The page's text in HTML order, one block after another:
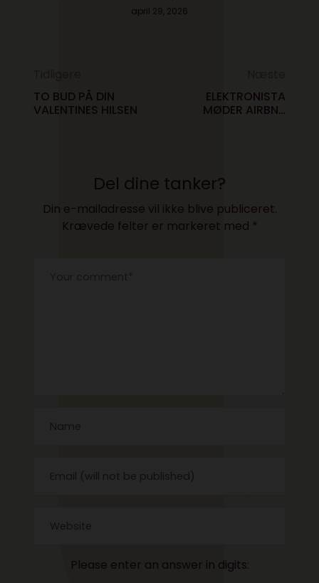
april 29, 2026
TO BUD PÅ DIN
VALENTINES HILSEN
ELEKTRONISTA
MØDER AIRBNB
Del dine tanker?
Din e-mailadresse vil ikke blive publiceret.
Krævede felter er markeret med *
Please enter an answer in digits: